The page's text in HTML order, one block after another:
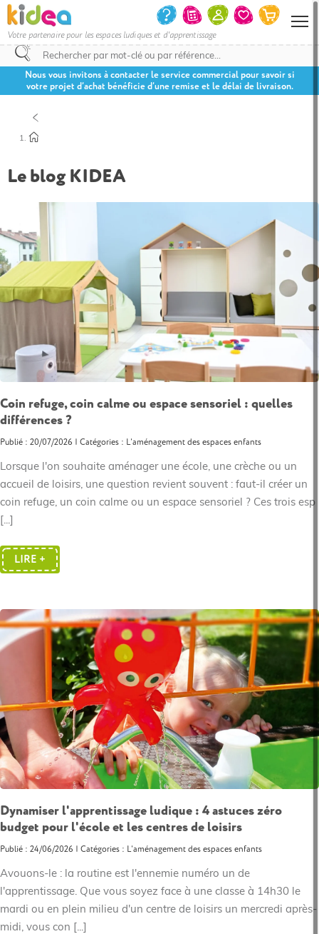
Votre partenaire pour les espaces ludiques et d'apprentissage
Nous vous invitons à contacter le service commercial pour savoir si
votre projet d’achat bénéficie d’une remise et le délai de livraison.
Le blog KIDEA
Coin refuge, coin calme ou espace sensoriel : quelles
différences ?
Publié : 20/07/2026 | Catégories : L'aménagement des espaces enfants
Lorsque l'on souhaite aménager une école, une crèche ou un
accueil de loisirs, une question revient souvent : faut-il créer un
coin refuge, un coin calme ou un espace sensoriel ? Ces trois esp
[...]
LIRE +
Dynamiser l'apprentissage ludique : 4 astuces zéro
budget pour l'école et les centres de loisirs
Publié : 24/06/2026 | Catégories : L'aménagement des espaces enfants
Avouons-le : la routine est l'ennemie numéro un de
l'apprentissage. Que vous soyez face à une classe à 14h30 le
mardi ou en plein milieu d'un centre de loisirs un mercredi après-
midi, vous con [...]